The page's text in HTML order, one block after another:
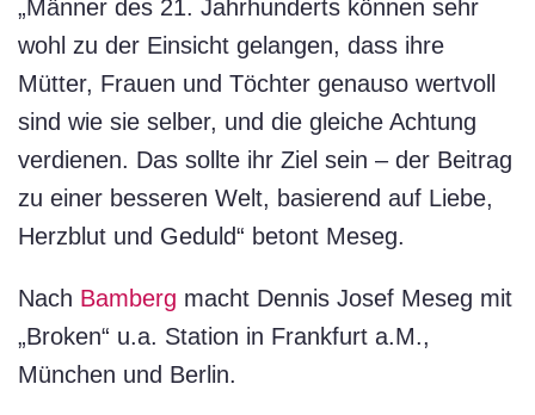
„Männer des 21. Jahrhunderts können sehr
wohl zu der Einsicht gelangen, dass ihre
Mütter, Frauen und Töchter genauso wertvoll
sind wie sie selber, und die gleiche Achtung
verdienen. Das sollte ihr Ziel sein – der Beitrag
zu einer besseren Welt, basierend auf Liebe,
Herzblut und Geduld“ betont Meseg.
Nach Bamberg macht Dennis Josef Meseg mit
„Broken“ u.a. Station in Frankfurt a.M.,
München und Berlin.